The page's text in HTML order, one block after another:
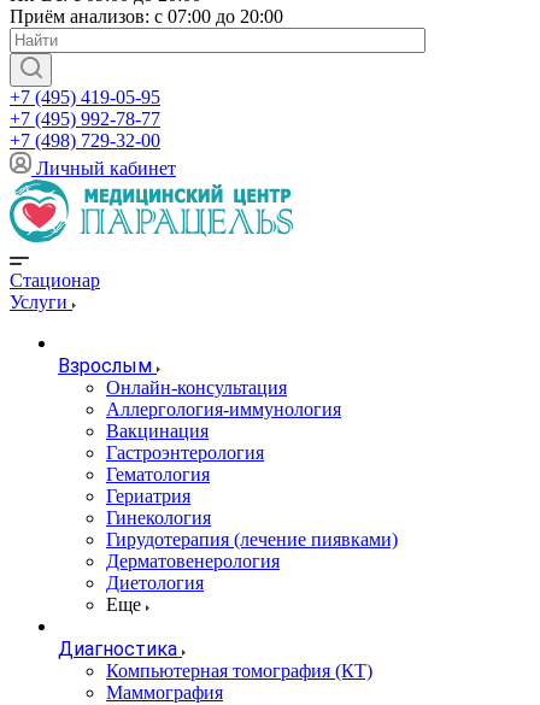
Приём анализов: с 07:00 до 20:00
+7 (495) 419-05-95
+7 (495) 992-78-77
+7 (498) 729-32-00
Личный кабинет
Стационар
Услуги
Взрослым
Онлайн-консультация
Аллергология-иммунология
Вакцинация
Гастроэнтерология
Гематология
Гериатрия
Гинекология
Гирудотерапия (лечение пиявками)
Дерматовенерология
Диетология
Еще
Диагностика
Компьютерная томография (КТ)
Маммография